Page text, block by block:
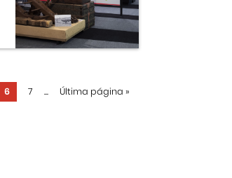
6 7 ... Última página »